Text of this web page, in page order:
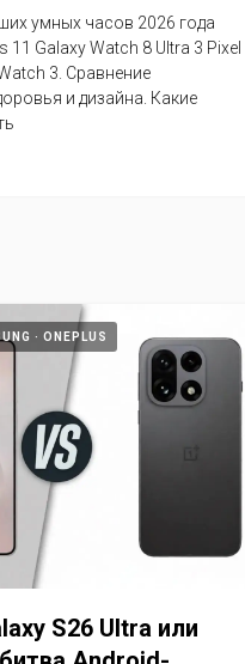
умных часов 2026 года
11 Galaxy Watch 8 Ultra 3 Pixel
3. Сравнение
и дизайна. Какие
ONEPLUS
S26 Ultra или